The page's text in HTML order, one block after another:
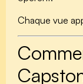
Chaque vue